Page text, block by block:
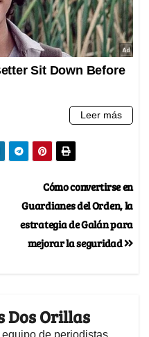
Cómo convertirse en
Guardianes del Orden, la
estrategia de Galán para
mejorar la seguridad
Dos Orillas
de periodistas